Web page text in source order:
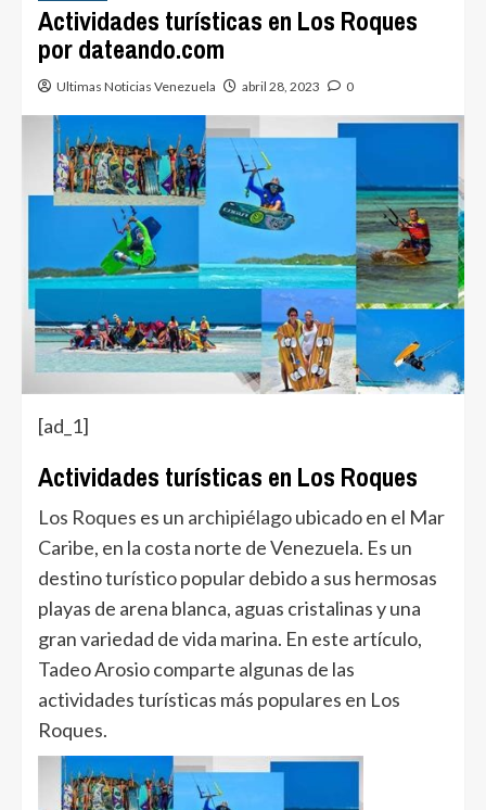
Actividades turísticas en Los Roques
por dateando.com
Ultimas Noticias Venezuela abril 28, 2023 0
[ad_1]
Actividades turísticas en Los Roques
Los Roques es un archipiélagoubicado en el Mar
Caribe, en la costa norte de Venezuela. Es un
destino turístico popular debido a sus hermosas
playas de arena blanca, aguas cristalinas y una
gran variedad de vida marina. En este artículo,
Tadeo Arosio comparte algunas de las
actividades turísticas más populares en Los
Roques.